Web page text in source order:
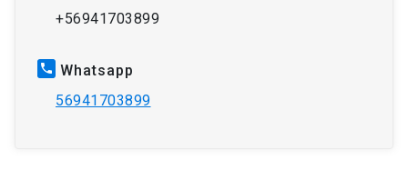
+56941703899
phone Whatsapp
56941703899